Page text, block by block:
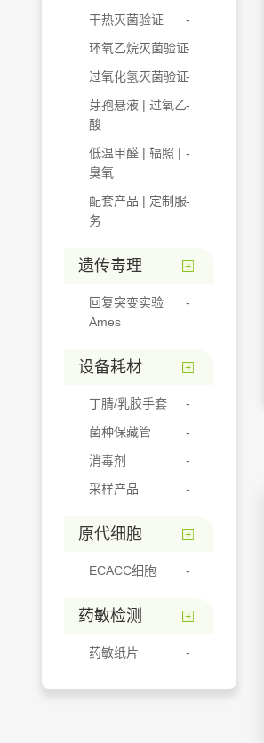
干热灭菌验证
环氧乙烷灭菌验证
过氧化氢灭菌验证
芽孢悬液 | 过氧乙
酸
低温甲醛 | 辐照 |
臭氧
配套产品 | 定制服
务
遗传毒理
回复突变实验
Ames
设备耗材
丁腈/乳胶手套
菌种保藏管
消毒剂
采样产品
原代细胞
ECACC细胞
药敏检测
药敏纸片